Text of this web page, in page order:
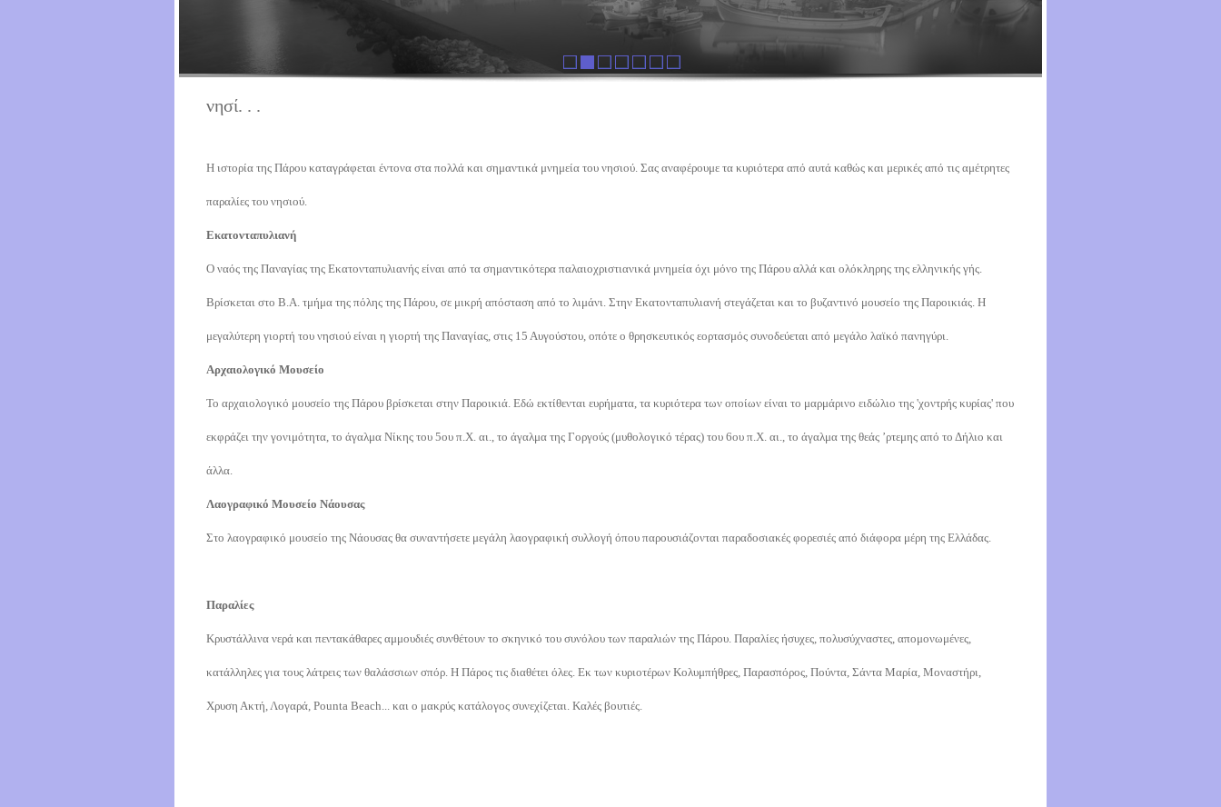
νησί. . .
Η ιστορία της Πάρου καταγράφεται έντονα στα πολλά και σημαντικά μνημεία του νησιού. Σας αναφέρουμε τα κυριότερα από αυτά καθώς και μερικές από τις αμέτρητες
παραλίες του νησιού.
Εκατονταπυλιανή
Ο ναός της Παναγίας της Εκατονταπυλιανής είναι από τα σημαντικότερα παλαιοχριστιανικά μνημεία όχι μόνο της Πάρου αλλά και ολόκληρης της ελληνικής γής.
Βρίσκεται στο Β.Α. τμήμα της πόλης της Πάρου, σε μικρή απόσταση από το λιμάνι. Στην Εκατονταπυλιανή στεγάζεται και το βυζαντινό μουσείο της Παροικιάς. Η
μεγαλύτερη γιορτή του νησιού είναι η γιορτή της Παναγίας, στις 15 Αυγούστου, οπότε ο θρησκευτικός εορτασμός συνοδεύεται από μεγάλο λαϊκό πανηγύρι.
Αρχαιολογικό Μουσείο
Το αρχαιολογικό μουσείο της Πάρου βρίσκεται στην Παροικιά. Εδώ εκτίθενται ευρήματα, τα κυριότερα των οποίων είναι το μαρμάρινο ειδώλιο της 'χοντρής κυρίας' που
εκφράζει την γονιμότητα, το άγαλμα Νίκης του 5ου π.Χ. αι., το άγαλμα της Γοργούς (μυθολογικό τέρας) του 6ου π.Χ. αι., το άγαλμα της θεάς ’ρτεμης από το Δήλιο και
άλλα.
Λαογραφικό Μουσείο Νάουσας
Στο λαογραφικό μουσείο της Νάουσας θα συναντήσετε μεγάλη λαογραφική συλλογή όπου παρουσιάζονται παραδοσιακές φορεσιές από διάφορα μέρη της Ελλάδας.
Παραλίες
Κρυστάλλινα νερά και πεντακάθαρες αμμουδιές συνθέτουν το σκηνικό του συνόλου των παραλιών της Πάρου. Παραλίες ήσυχες, πολυσύχναστες, απομονωμένες,
κατάλληλες για τους λάτρεις των θαλάσσιων σπόρ. Η Πάρος τις διαθέτει όλες. Εκ των κυριοτέρων Κολυμπήθρες, Παρασπόρος, Πούντα, Σάντα Μαρία, Μοναστήρι,
Χρυση Ακτή, Λογαρά, Pounta Beach... και ο μακρύς κατάλογος συνεχίζεται. Καλές βουτιές.